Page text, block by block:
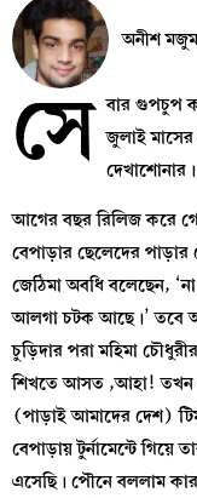
অনীশ
সে বার গুপচুপ
জুলাই
আগের বছর রিলিজ করে
বেপাড়ার ছেলেদের
জেঠিমা অবধি বলেছেন,
আলগা চটক আছে।’ তবে
চুড়িদার পরা মহিমা
শিখতে আসত ,আহা! তখন
(পাড়াই আমাদের দেশ)
বেপাড়ায় টুর্নামেন্টে গিয়ে
এসেছি। পৌনে বললাম